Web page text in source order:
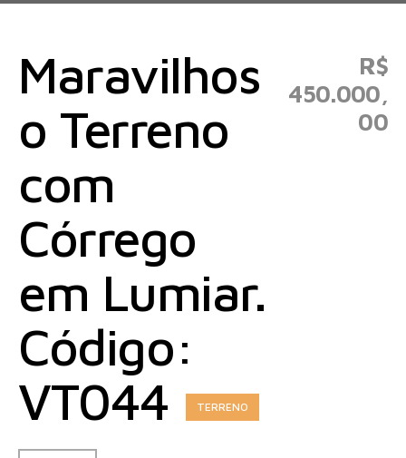
Maravilhos
o Terreno
com
Córrego
em Lumiar.
Código:
VT044
TERRENO
R$
450.000,
00